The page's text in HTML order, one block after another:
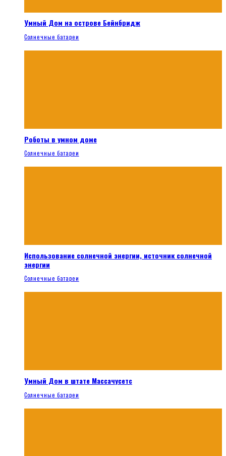
Умный Дом на острове Бейнбридж
Солнечные батареи
Роботы в умном доме
Солнечные батареи
Использование солнечной энергии, источник солнечной
энергии
Солнечные батареи
Умный Дом в штате Массачусетс
Солнечные батареи